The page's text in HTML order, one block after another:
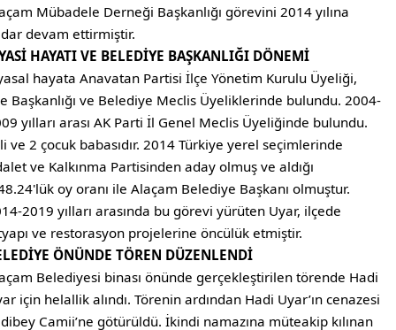
Mübadele Derneği Başkanlığı görevini 2014 yılına
devam ettirmiştir.
HAYATI VE BELEDİYE BAŞKANLIĞI DÖNEMİ
hayata Anavatan Partisi İlçe Yönetim Kurulu Üyeliği,
Başkanlığı ve Belediye Meclis Üyeliklerinde bulundu. 2004-
yılları arası AK Parti İl Genel Meclis Üyeliğinde bulundu.
ve 2 çocuk babasıdır. 2014 Türkiye yerel seçimlerinde
ve Kalkınma Partisinden aday olmuş ve aldığı
oy oranı ile Alaçam Belediye Başkanı olmuştur.
2019 yılları arasında bu görevi yürüten Uyar, ilçede
ve restorasyon projelerine öncülük etmiştir.
ÖNÜNDE TÖREN DÜZENLENDİ
Belediyesi binası önünde gerçekleştirilen törende Hadi
için helallik alındı. Törenin ardından Hadi Uyar’ın cenazesi
Camii’ne götürüldü. İkindi namazına müteakip kılınan